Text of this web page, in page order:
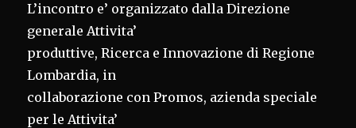
L’incontro e’ organizzato dalla Direzione
generale Attivita’
produttive, Ricerca e Innovazione di Regione
Lombardia, in
collaborazione con Promos, azienda speciale
per le Attivita’